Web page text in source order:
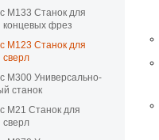
M133 Станок для
концевых фрез
M123 Станок для
сверл
M300 Универсально-
станок
M21 Станок для
сверл